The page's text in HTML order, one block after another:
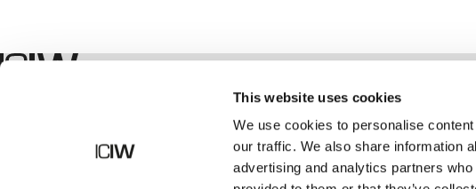
This website uses cookies
We use cookies to personalise
our traffic. We also share information
advertising and analytics partners